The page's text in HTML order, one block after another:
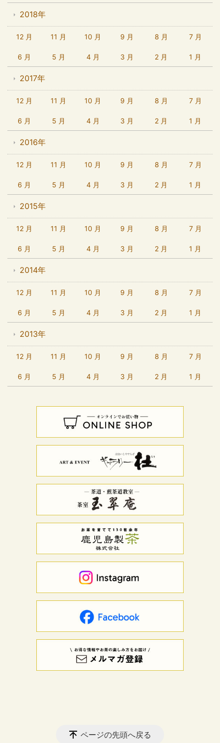
2018年
12 月 11 月 10 月 9 月 8 月 7 月
6 月 5 月 4 月 3 月 2 月 1 月
2017年
12 月 11 月 10 月 9 月 8 月 7 月
6 月 5 月 4 月 3 月 2 月 1 月
2016年
12 月 11 月 10 月 9 月 8 月 7 月
6 月 5 月 4 月 3 月 2 月 1 月
2015年
12 月 11 月 10 月 9 月 8 月 7 月
6 月 5 月 4 月 3 月 2 月 1 月
2014年
12 月 11 月 10 月 9 月 8 月 7 月
6 月 5 月 4 月 3 月 2 月 1 月
2013年
12 月 11 月 10 月 9 月 8 月 7 月
6 月 5 月 4 月 3 月 2 月 1 月
ページの先頭へ戻る